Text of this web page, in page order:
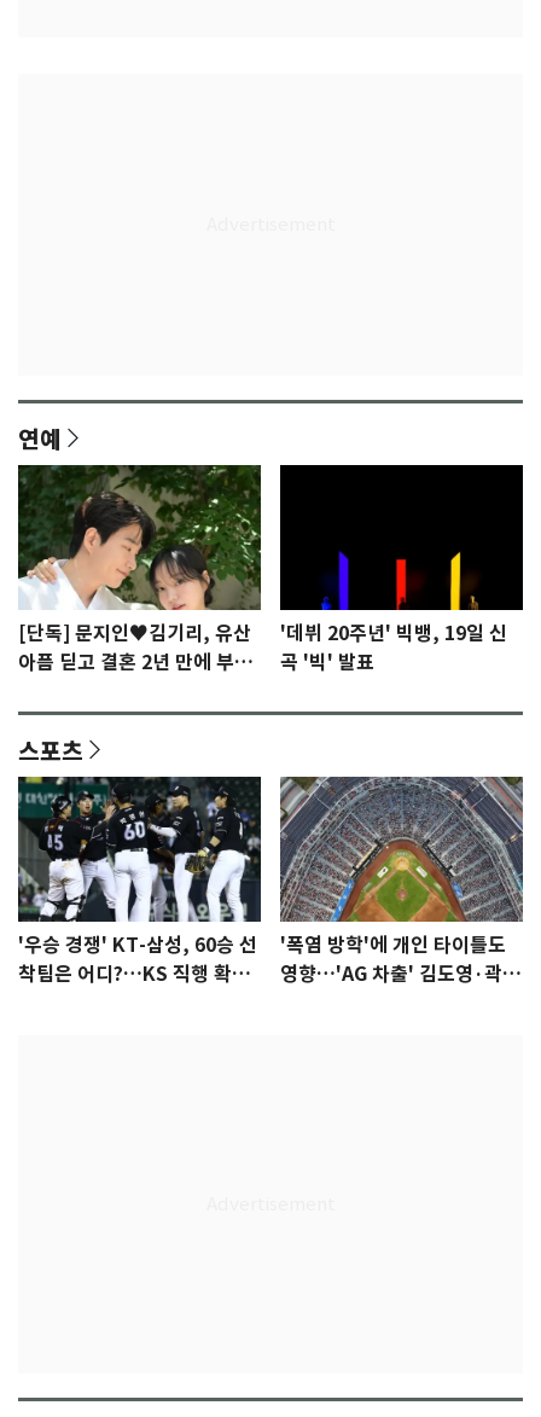
연예
[단독] 문지인♥김기리, 유산
아픔 딛고 결혼 2년 만에 부모
'데뷔 20주년' 빅뱅, 19일 신
곡 '빅' 발표
스포츠
'우승 경쟁' KT-삼성, 60승 선
착팀은 어디?…KS 직행 확률
'폭염 방학'에 개인 타이틀도
영향…'AG 차출' 김도영·곽빈